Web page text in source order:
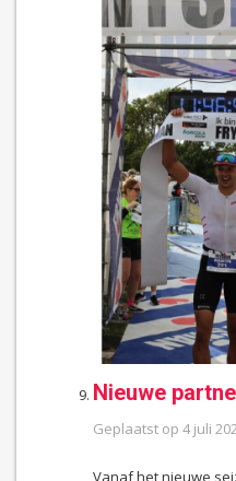
Nieuwe
Geplaatst op 4 juli
Vanaf het nieuwe